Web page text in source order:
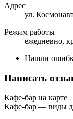
Адрес
ул.
Режим работы
ежедневно,
Нашли
Написать
Кафе-бар на карте
Кафе-бар — виды